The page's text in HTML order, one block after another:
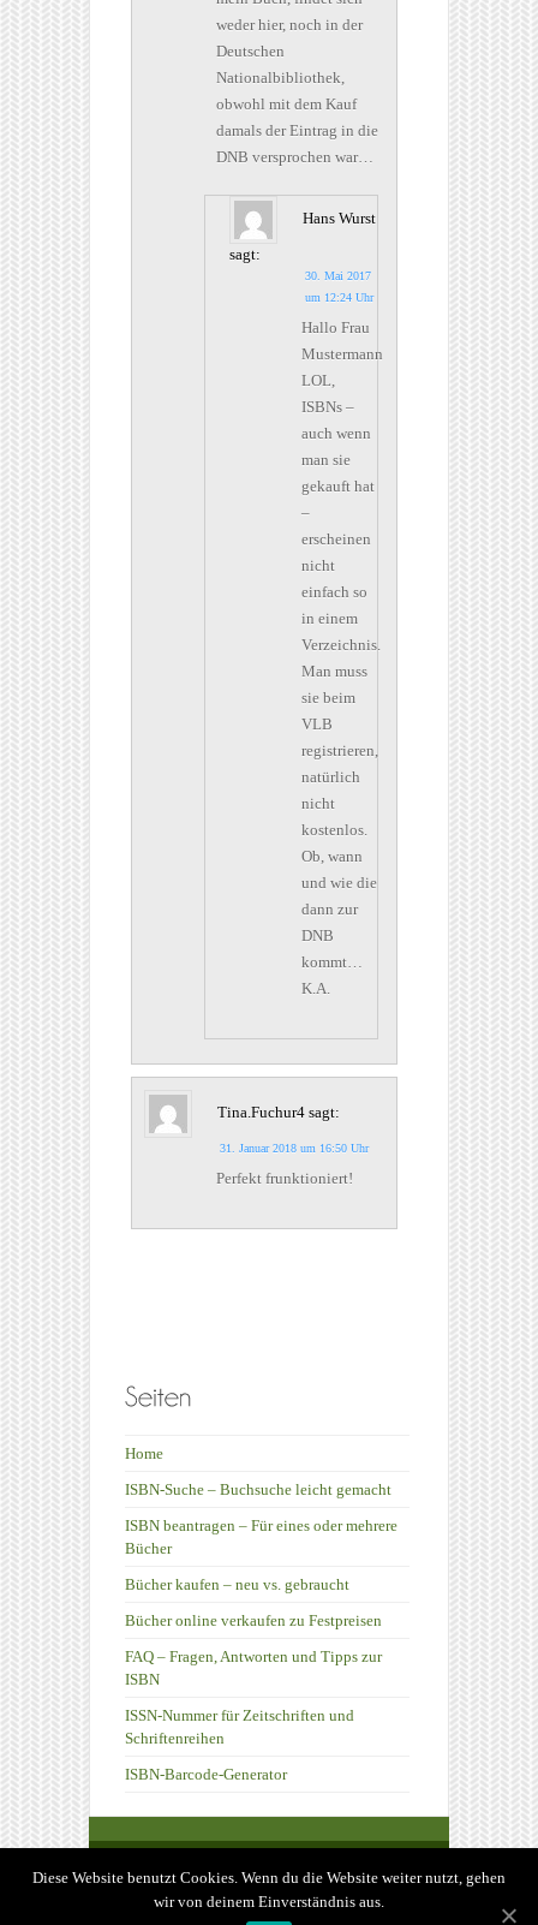
weder hier, noch in der
Deutschen
Nationalbibliothek,
obwohl mit dem Kauf
damals der Eintrag in die
DNB versprochen war…
Hans Wurst
sagt:
30. Mai 2017
um 12:24 Uhr
Hallo Frau
Mustermann
LOL,
ISBNs –
auch wenn
man sie
gekauft hat
–
erscheinen
nicht
einfach so
in einem
Verzeichnis.
Man muss
sie beim
VLB
registrieren,
natürlich
nicht
kostenlos.
Ob, wann
und wie die
dann zur
DNB
kommt…
K.A.
Tina.Fuchur4 sagt:
31. Januar 2018 um 16:50 Uhr
Perfekt frunktioniert!
Home
ISBN-Suche – Buchsuche leicht gemacht
ISBN beantragen – Für eines oder mehrere
Bücher
Bücher kaufen – neu vs. gebraucht
Bücher online verkaufen zu Festpreisen
FAQ – Fragen, Antworten und Tipps zur
ISBN
ISSN-Nummer für Zeitschriften und
Schriftenreihen
ISBN-Barcode-Generator
ISBN-Suche.net - Die unabhängige ISBN-
Suche! -Impressum und Datenschutz
Diese Website benutzt Cookies. Wenn du die Website weiter nutzt, gehen
wir von deinem Einverständnis aus.